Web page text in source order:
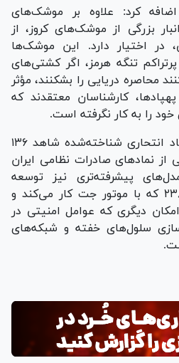
کرد: علاوه بر موشک‌های
بزرگی از موشک‌های کروز، از
در اختیار دارد. این موشک‌ها
تنگه هرمز، اگر کشتی‌های
محاصره دریایی را بشکنند، مؤثر
کارشناسان معتقدند که
خود را به کار نگرفته است.
معاریو نوشت: فراتر از پهپاد انتحاری شناخته‌شده شاهد ۱۳۶
نماد‌های صادرات نظامی ایران
پیشرفته‌تری نیز توسعه
یافته‌اند، از جمله شاهد ۲۳۸ که با موتور جت کار می‌کند و
دیگری که عوامل امنیتی در
سلول‌های خفته و شبکه‌های